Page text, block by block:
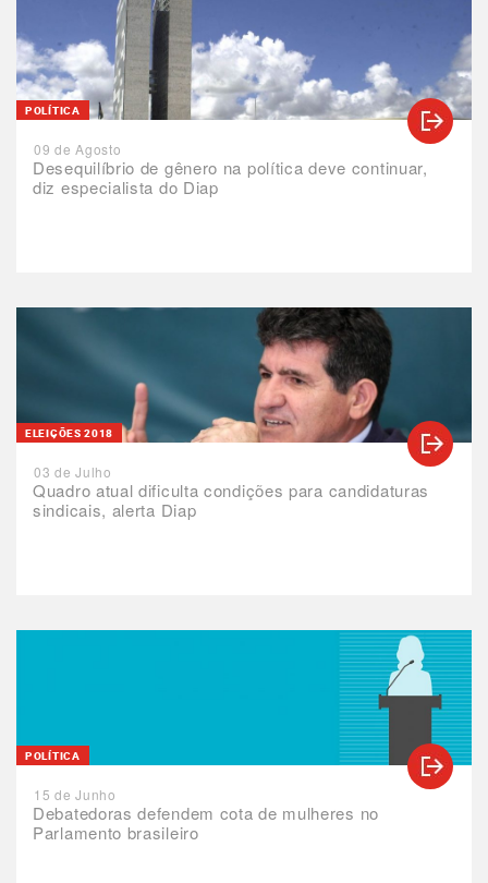
Desequilíbrio de gênero na política deve continuar,
diz especialista do Diap
POLÍTICA
09 de Agosto
Quadro atual dificulta condições para candidaturas
sindicais, alerta Diap
ELEIÇÕES 2018
03 de Julho
Debatedoras defendem cota de mulheres no
Parlamento brasileiro
POLÍTICA
15 de Junho